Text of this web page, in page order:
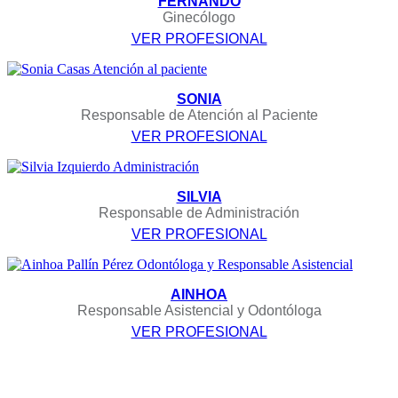
Ginecólogo
VER PROFESIONAL
SONIA
Responsable de Atención al Paciente
VER PROFESIONAL
SILVIA
Responsable de Administración
VER PROFESIONAL
AINHOA
Responsable Asistencial y Odontóloga
VER PROFESIONAL